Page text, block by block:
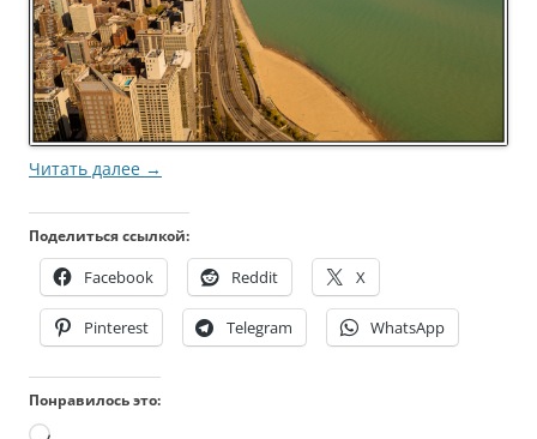
Читать далее →
Поделиться ссылкой:
Facebook Reddit X
Pinterest Telegram WhatsApp
Понравилось это: